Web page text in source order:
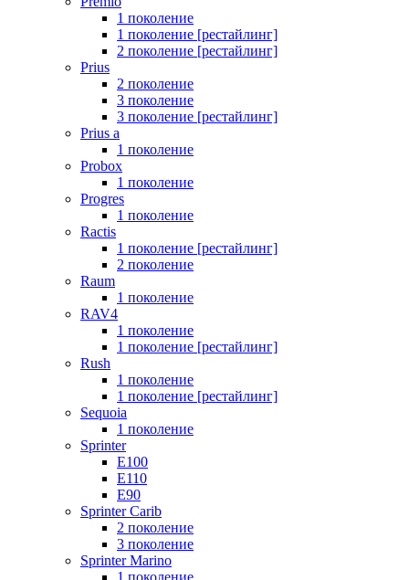
1 поколение
1 поколение [рестайлинг]
2 поколение [рестайлинг]
Prius
2 поколение
3 поколение
3 поколение [рестайлинг]
Prius a
1 поколение
Probox
1 поколение
Progres
1 поколение
Ractis
1 поколение [рестайлинг]
2 поколение
Raum
1 поколение
RAV4
1 поколение
1 поколение [рестайлинг]
Rush
1 поколение
1 поколение [рестайлинг]
Sequoia
1 поколение
Sprinter
E100
E110
E90
Sprinter Carib
2 поколение
3 поколение
Sprinter Marino
1 поколение